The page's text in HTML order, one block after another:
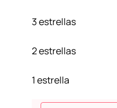
3 estrellas
2 estrellas
1 estrella